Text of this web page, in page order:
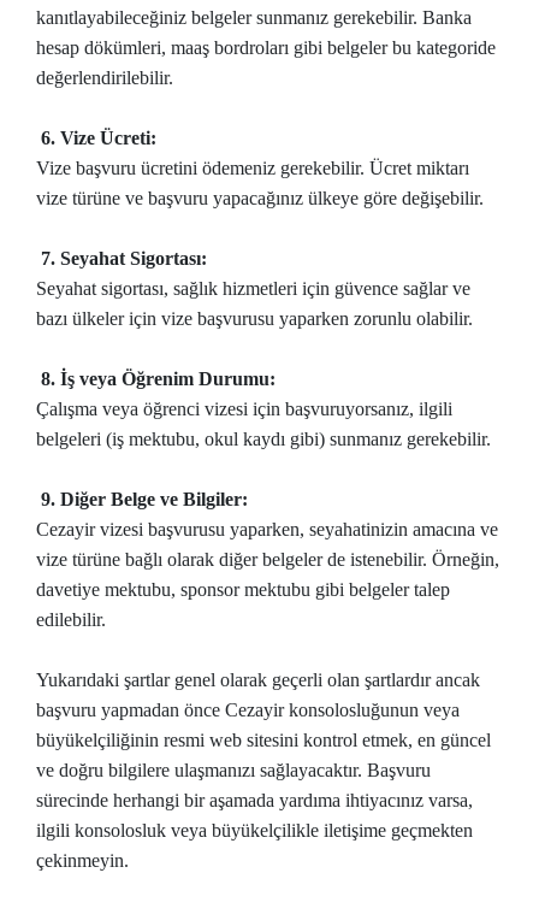
kanıtlayabileceğiniz belgeler sunmanız gerekebilir. Banka
hesap dökümleri, maaş bordroları gibi belgeler bu kategoride
değerlendirilebilir.
6. Vize Ücreti:
Vize başvuru ücretini ödemeniz gerekebilir. Ücret miktarı
vize türüne ve başvuru yapacağınız ülkeye göre değişebilir.
7. Seyahat Sigortası:
Seyahat sigortası, sağlık hizmetleri için güvence sağlar ve
bazı ülkeler için vize başvurusu yaparken zorunlu olabilir.
8. İş veya Öğrenim Durumu:
Çalışma veya öğrenci vizesi için başvuruyorsanız, ilgili
belgeleri (iş mektubu, okul kaydı gibi) sunmanız gerekebilir.
9. Diğer Belge ve Bilgiler:
Cezayir vizesi başvurusu yaparken, seyahatinizin amacına ve
vize türüne bağlı olarak diğer belgeler de istenebilir. Örneğin,
davetiye mektubu, sponsor mektubu gibi belgeler talep
edilebilir.
Yukarıdaki şartlar genel olarak geçerli olan şartlardır ancak
başvuru yapmadan önce Cezayir konsolosluğunun veya
büyükelçiliğinin resmi web sitesini kontrol etmek, en güncel
ve doğru bilgilere ulaşmanızı sağlayacaktır. Başvuru
sürecinde herhangi bir aşamada yardıma ihtiyacınız varsa,
ilgili konsolosluk veya büyükelçilikle iletişime geçmekten
çekinmeyin.